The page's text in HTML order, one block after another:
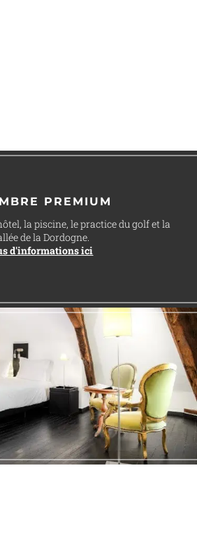
PREMIUM
la piscine, le practice du golf et la
de la Dordogne.
d'informations ici